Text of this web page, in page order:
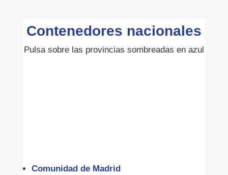
Contenedores nacionales
Pulsa sobre las provincias sombreadas en azul
Comunidad de Madrid